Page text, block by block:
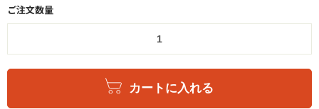
ご注文数量
カートに入れる